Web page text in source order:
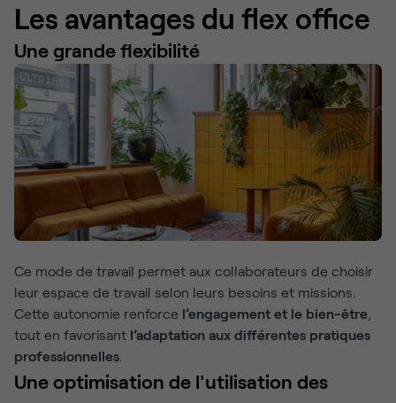
Les avantages du flex office
Une grande flexibilité
Ce mode de travail permet aux collaborateurs de choisir
leur espace de travail selon leurs besoins et missions.
Cette autonomie renforce l’engagement et le bien-être,
tout en favorisant l’adaptation aux différentes pratiques
professionnelles
Une optimisation de l'utilisation des